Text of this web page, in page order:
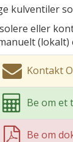
kulventiler
eller
Kontakt
Be om et
Be om